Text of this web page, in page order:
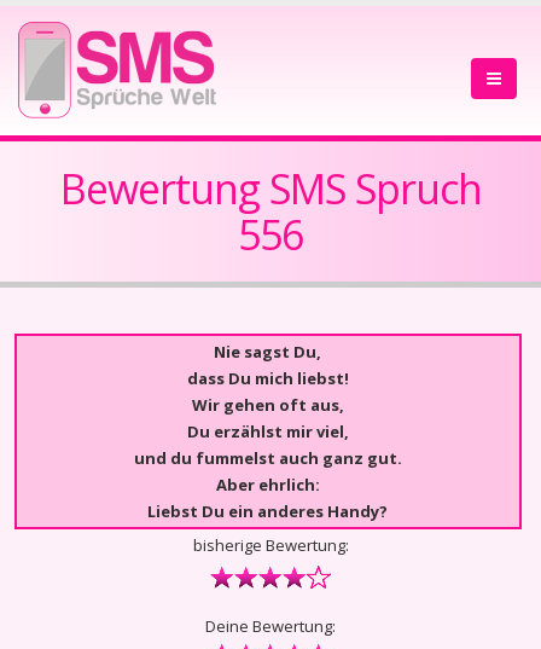
Bewertung SMS Spruch
556
Nie sagst Du,
dass Du mich liebst!
Wir gehen oft aus,
Du erzählst mir viel,
und du fummelst auch ganz gut.
Aber ehrlich:
Liebst Du ein anderes Handy?
bisherige Bewertung:
Deine Bewertung: